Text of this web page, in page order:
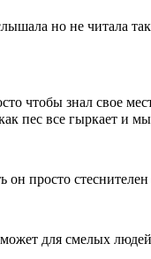
но не читала
чтобы знал свое
пес все гыркает и
он просто
для смелых